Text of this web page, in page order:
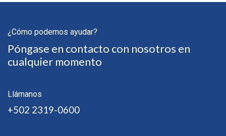
¿Cómo podemos ayudar?
Póngase en contacto con nosotros en
cualquier momento
Llámanos
+502 2319-0600